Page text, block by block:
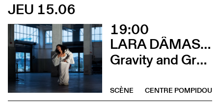
JEU 15.06
19:00
LARA DÂMASO AVEC LUDWIG ABRAHAM
Gravity and Grace
CENTRE POMPIDOU
SCÈNE